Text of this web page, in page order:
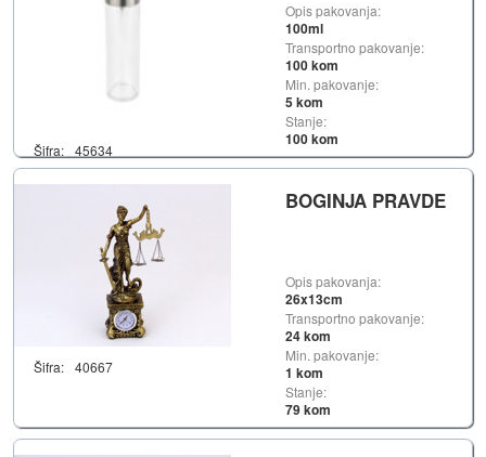
Šifra: 45634
Opis pakovanja:
100ml
Transportno pakovanje:
100 kom
Min. pakovanje:
5 kom
Stanje:
100 kom
Šifra: 40667
BOGINJA PRAVDE
Opis pakovanja:
26x13cm
Transportno pakovanje:
24 kom
Min. pakovanje:
1 kom
Stanje:
79 kom